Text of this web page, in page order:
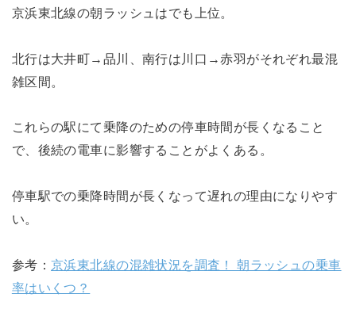
京浜東北線の朝ラッシュはでも上位。
北行は大井町→品川、南行は川口→赤羽がそれぞれ最混
雑区間。
これらの駅にて乗降のための停車時間が長くなること
で、後続の電車に影響することがよくある。
停車駅での乗降時間が長くなって遅れの理由になりやす
い。
参考：京浜東北線の混雑状況を調査！ 朝ラッシュの乗車
率はいくつ？